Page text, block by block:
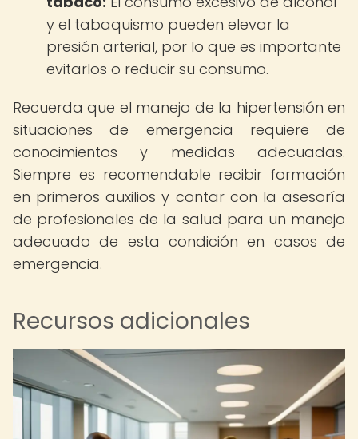
y el tabaquismo pueden elevar la
presión arterial, por lo que es importante
evitarlos o reducir su consumo.
Recuerda que el manejo de la hipertensión en
situaciones de emergencia requiere de
conocimientos y medidas adecuadas.
Siempre es recomendable recibir formación
en primeros auxilios y contar con la asesoría
de profesionales de la salud para un manejo
adecuado de esta condición en casos de
emergencia.
Recursos adicionales